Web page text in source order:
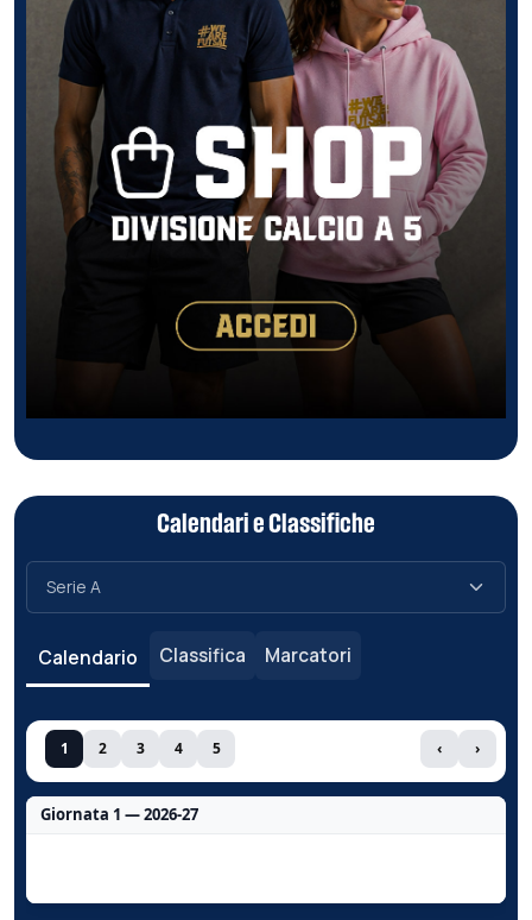
Calendari e Classifiche
Calendario Classifica Marcatori
1 2 3 4 5 ‹ ›
Giornata 1 — 2026-27